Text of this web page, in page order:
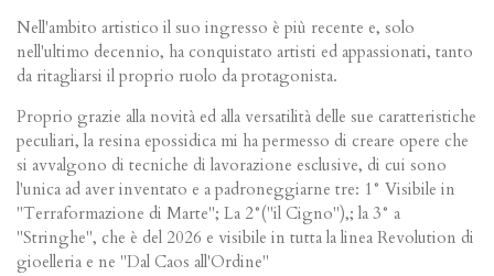
Nell'ambito artistico il suo ingresso è più recente e, solo
nell'ultimo decennio, ha conquistato artisti ed appassionati, tanto
da ritagliarsi il proprio ruolo da protagonista.
Proprio grazie alla novità ed alla versatilità delle sue caratteristiche
peculiari, la resina epossidica mi ha permesso di creare opere che
si avvalgono di tecniche di lavorazione esclusive, di cui sono
l'unica ad aver inventato e a padroneggiarne tre: 1° Visibile in
"Terraformazione di Marte"; La 2°("il Cigno"),; la 3° a
"Stringhe", che è del 2026 e visibile in tutta la linea Revolution di
gioelleria e ne "Dal Caos all'Ordine"